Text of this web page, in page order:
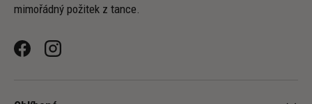
mimořádný požitek z tance.
FacebookInstagram